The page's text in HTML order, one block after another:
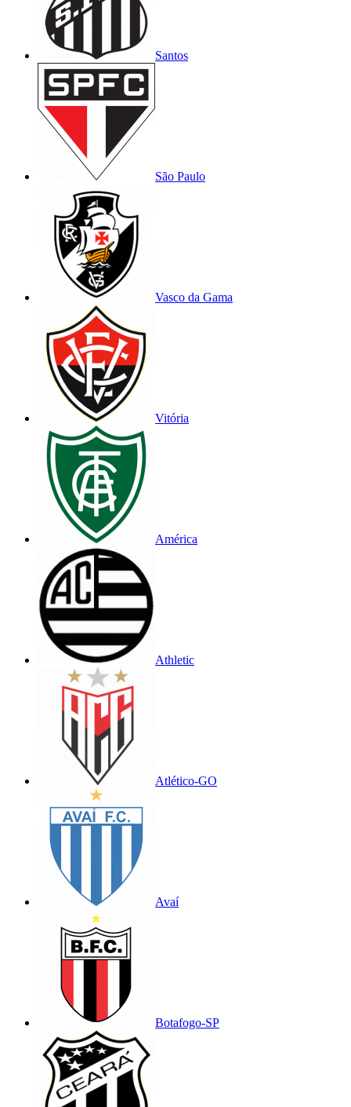
Santos
São Paulo
Vasco da Gama
Vitória
América
Athletic
Atlético-GO
Avaí
Botafogo-SP